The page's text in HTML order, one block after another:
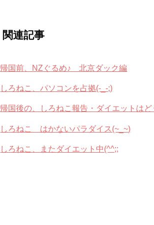
関連記事
帰国前、NZぐるめ♪ 北京ダック編
しろねこ、パソコンを占拠(-_-;)
帰国後の、しろねこ報告・ダイエットはど
しろねこ はかないパラダイス(~_~)
しろねこ、またダイエット中(^^;;